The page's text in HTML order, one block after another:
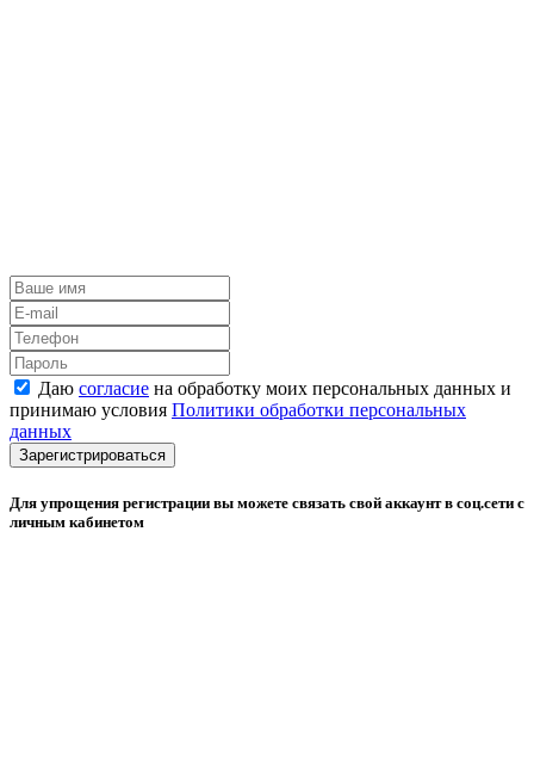
Даю согласие на обработку моих персональных данных и
принимаю условия Политики обработки персональных
данных
Зарегистрироваться
Для упрощения регистрации вы можете связать свой аккаунт в соц.сети с
личным кабинетом